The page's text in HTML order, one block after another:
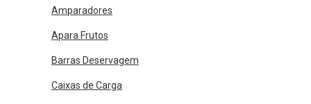
Amparadores
Apara Frutos
Barras Deservagem
Caixas de Carga